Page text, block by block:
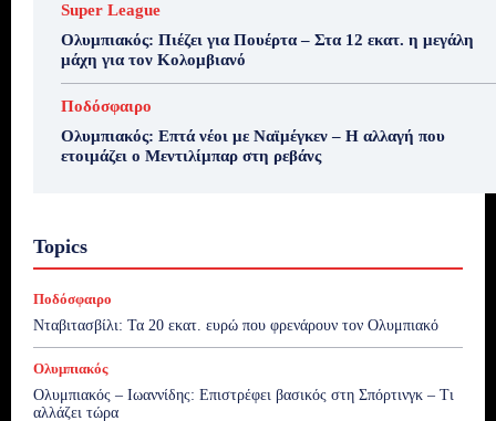
Super League
Ολυμπιακός: Πιέζει για Πουέρτα – Στα 12 εκατ. η μεγάλη
μάχη για τον Κολομβιανό
Ποδόσφαιρο
Ολυμπιακός: Επτά νέοι με Ναϊμέγκεν – Η αλλαγή που
ετοιμάζει ο Μεντιλίμπαρ στη ρεβάνς
Topics
Ποδόσφαιρο
Νταβιτασβίλι: Τα 20 εκατ. ευρώ που φρενάρουν τον Ολυμπιακό
Ολυμπιακός
Ολυμπιακός – Ιωαννίδης: Επιστρέφει βασικός στη Σπόρτινγκ – Τι
αλλάζει τώρα